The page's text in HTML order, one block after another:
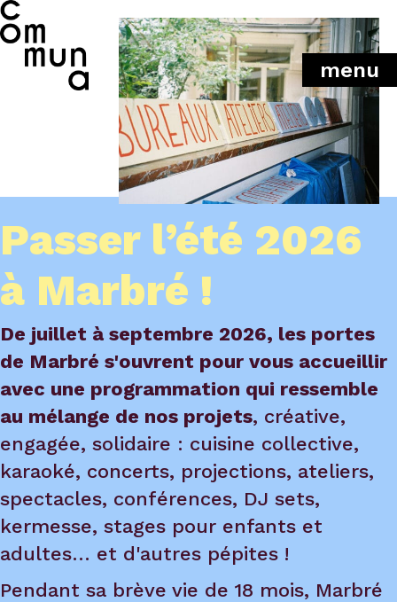
menu
Passer l’été 2026
à Marbré !
De juillet à septembre 2026, les portes
de Marbré s'ouvrent pour vous accueillir
avec une programmation qui ressemble
au mélange de nos projets, créative,
engagée, solidaire : cuisine collective,
karaoké, concerts, projections, ateliers,
spectacles, conférences, DJ sets,
kermesse, stages pour enfants et
adultes… et d'autres pépites !
Pendant sa brève vie de 18 mois, Marbré